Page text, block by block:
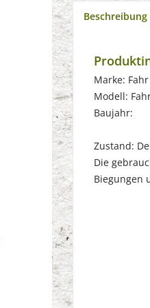
Beschreibung
Marke: Fahr
Modell:
Baujahr:
Zustand:
Die
Biegungen